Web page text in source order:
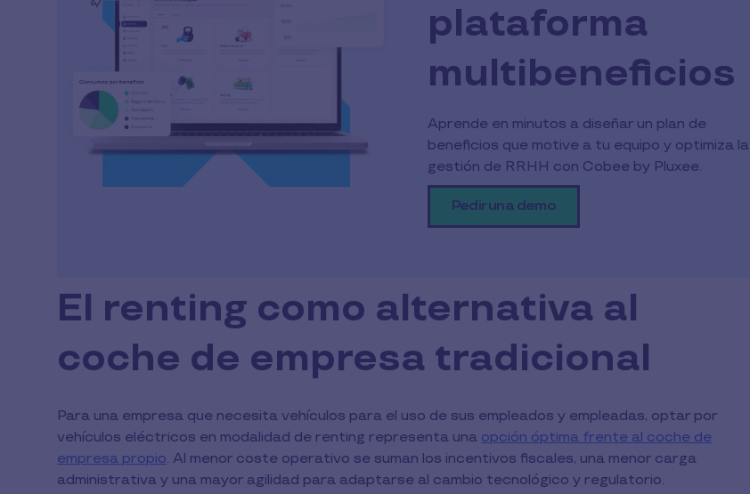
plataforma
multibeneficios
Aprende en minutos a diseñar un plan de
beneficios que motive a tu equipo y optimiza la
gestión de RRHH con Cobee by Pluxee.
Pedir una demo
El renting como alternativa al
coche de empresa tradicional
Para una empresa que necesita vehículos para el uso de sus empleados y empleadas, optar por
vehículos eléctricos en modalidad de renting representa una opción óptima frente al coche de
empresa propio. Al menor coste operativo se suman los incentivos fiscales, una menor carga
administrativa y una mayor agilidad para adaptarse al cambio tecnológico y regulatorio.